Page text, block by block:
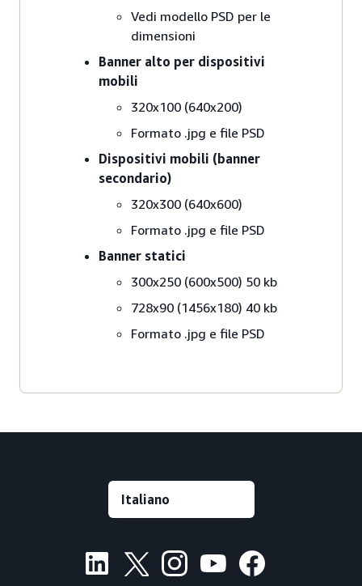
Vedi modello PSD per le
dimensioni
Banner alto per dispositivi
mobili
320x100 (640x200)
Formato .jpg e file PSD
Dispositivi mobili (banner
secondario)
320x300 (640x600)
Formato .jpg e file PSD
Banner statici
300x250 (600x500) 50 kb
728x90 (1456x180) 40 kb
Formato .jpg e file PSD